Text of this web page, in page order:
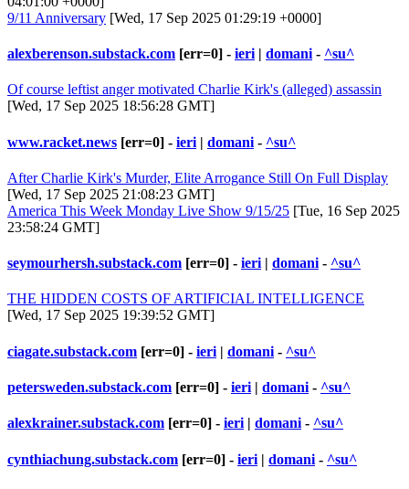
9/11 Anniversary [Wed, 17 Sep 2025 01:29:19 +0000]
alexberenson.substack.com [err=0] - ieri | domani - ^su^
Of course leftist anger motivated Charlie Kirk's (alleged) assassin
[Wed, 17 Sep 2025 18:56:28 GMT]
www.racket.news [err=0] - ieri | domani - ^su^
After Charlie Kirk's Murder, Elite Arrogance Still On Full Display
[Wed, 17 Sep 2025 21:08:23 GMT]
America This Week Monday Live Show 9/15/25 [Tue, 16 Sep 2025
23:58:24 GMT]
seymourhersh.substack.com [err=0] - ieri | domani - ^su^
THE HIDDEN COSTS OF ARTIFICIAL INTELLIGENCE
[Wed, 17 Sep 2025 19:39:52 GMT]
ciagate.substack.com [err=0] - ieri | domani - ^su^
petersweden.substack.com [err=0] - ieri | domani - ^su^
alexkrainer.substack.com [err=0] - ieri | domani - ^su^
cynthiachung.substack.com [err=0] - ieri | domani - ^su^